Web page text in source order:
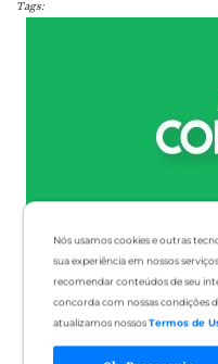
Nós usamos cookies e outras
sua experiência em nossos
recomendar conteúdos de seu
concorda com nossas condições
atualizamos nossosTermos de
Tags: